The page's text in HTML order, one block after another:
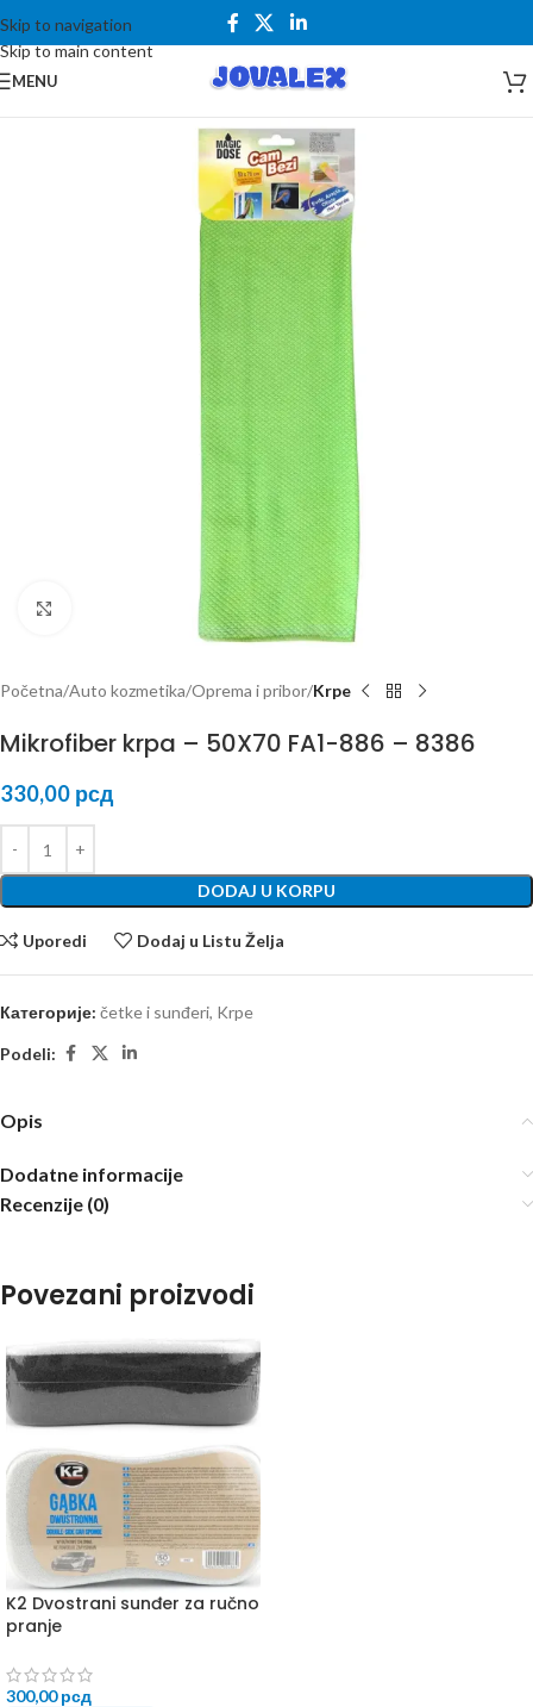
Skip to navigation
Skip to main content
MENU
Kliknite za uvećanje
Početna Auto kozmetika Oprema i pribor Krpe
Mikrofiber krpa – 50X70 FA1-886 – 8386
330,00 рсд
DODAJ U KORPU
Uporedi Dodaj u Listu Želja
Категорије: četke i sunđeri, Krpe
Podeli:
Opis
Dodatne informacije
Recenzije (0)
Povezani proizvodi
K2 Dvostrani sunđer za ručno
pranje
300,00рсд